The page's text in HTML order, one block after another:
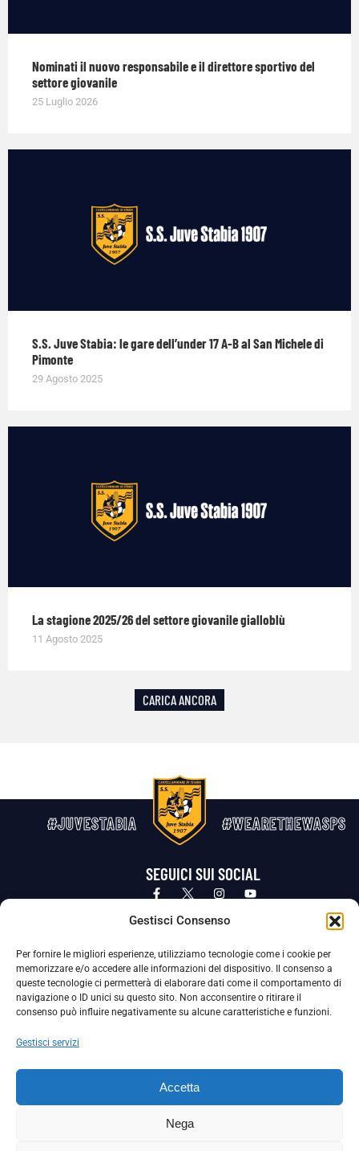
Gestisci Consenso
Per fornire le migliori esperienze, utilizziamo tecnologie come i cookie per
memorizzare e/o accedere alle informazioni del dispositivo. Il consenso a
queste tecnologie ci permetterà di elaborare dati come il comportamento di
navigazione o ID unici su questo sito. Non acconsentire o ritirare il
consenso può influire negativamente su alcune caratteristiche e funzioni.
Gestisci servizi
Accetta
Nega
Nominati il nuovo responsabile e il direttore sportivo del
settore giovanile
25 Luglio 2026
S.S. Juve Stabia: le gare dell’under 17 A-B al San Michele di
Pimonte
29 Agosto 2025
La stagione 2025/26 del settore giovanile gialloblù
11 Agosto 2025
CARICA ANCORA
#JUVESTABIA #WEARETHEWASPS
SEGUICI SUI SOCIAL
Privacy Policy Cookie Policy
La Società ha nominato il Responsabile della Protezione dei Dati Personali (DPO), figura specializzata che vigila sulle modalità
adottate dalla nostra Società per tutelare i Suoi dati personali.
Per contattare il DPO può scrivere a
La Società ha inoltre adottato un proprio Codice Etico, consultabile al seguente link: